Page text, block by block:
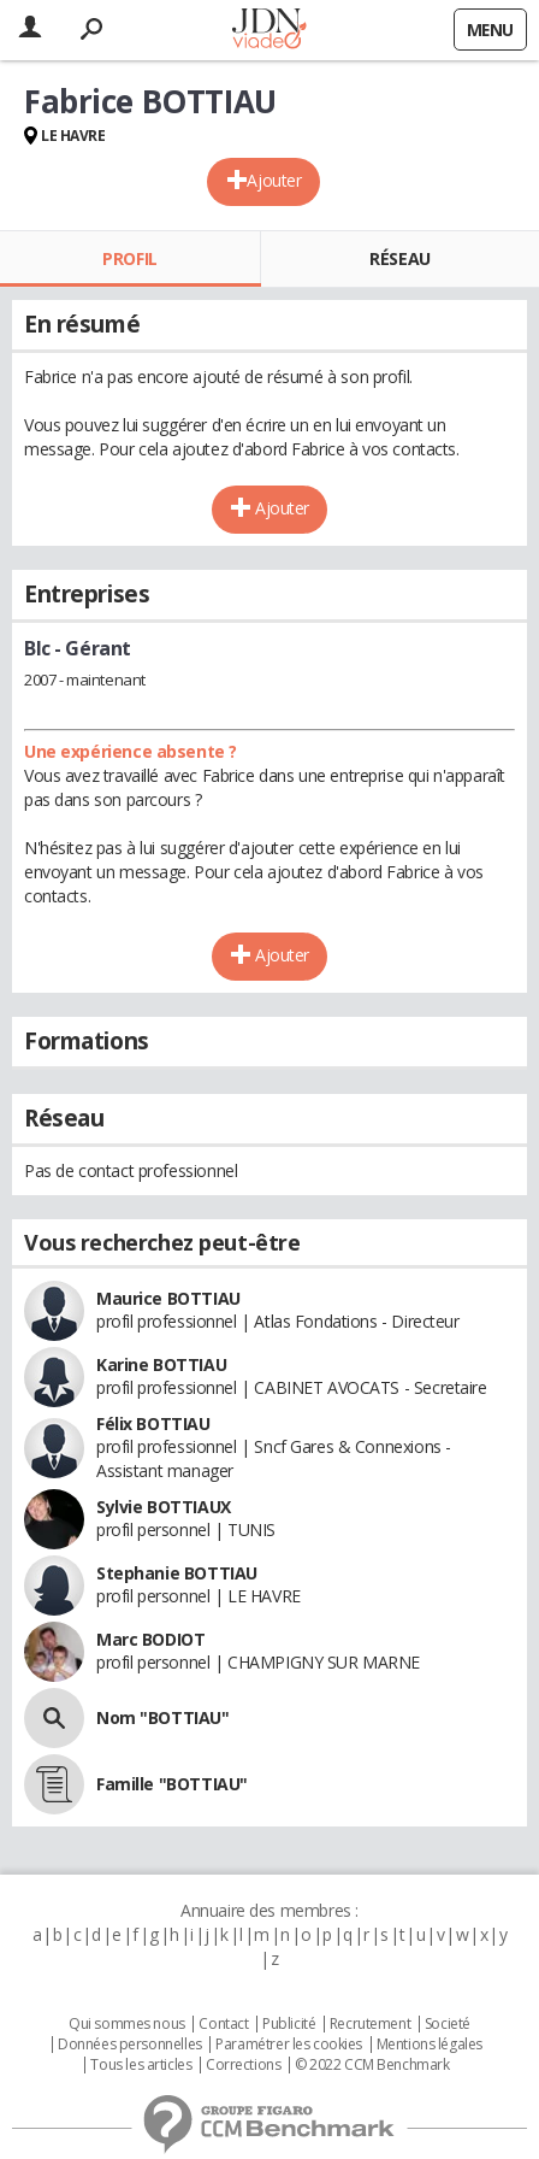
MENU
Ajouter
Fabrice BOTTIAU
LE HAVRE
PROFIL RÉSEAU
En résumé
Fabrice n'a pas encore ajouté de résumé à son profil.
Vous pouvez lui suggérer d'en écrire un en lui envoyant un
message. Pour cela ajoutez d'abord Fabrice à vos contacts.
Ajouter
Entreprises
Blc- Gérant
2007 - maintenant
Une expérience absente ?
Vous avez travaillé avec Fabrice dans une entreprise qui n'apparaît
pas dans son parcours ?
N'hésitez pas à lui suggérer d'ajouter cette expérience en lui
envoyant un message. Pour cela ajoutez d'abord Fabrice à vos
contacts.
Ajouter
Formations
Réseau
Pas de contact professionnel
Vous recherchez peut-être
Maurice BOTTIAU
profil professionnel | Atlas Fondations - Directeur
Karine BOTTIAU
profil professionnel | CABINET AVOCATS - Secretaire
Félix BOTTIAU
profil professionnel | Sncf Gares & Connexions -
Assistant manager
Sylvie BOTTIAUX
profil personnel | TUNIS
Stephanie BOTTIAU
profil personnel | LE HAVRE
Marc BODIOT
profil personnel | CHAMPIGNY SUR MARNE
Nom "BOTTIAU"
Famille "BOTTIAU"
Annuaire des membres :
a b c d e f g h i j k l m n o p q r s t u v w x y
z
Qui sommes nous Contact Publicité Recrutement
Societé
Données personnelles
Paramétrer les cookies
Mentions légales
Tous les articles
Corrections © 2022 CCM Benchmark